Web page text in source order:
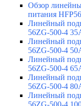
Обзор
питания HFP56
Линейный
56ZG-500-4
Линейный
56ZG-500-4
Линейный
56ZG-500-4
Линейный
56ZG-500-4
Линейный
56ZG-500-4